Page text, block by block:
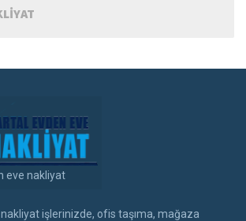
eve nakliyat
işlerinizde, ofis taşıma, mağaza